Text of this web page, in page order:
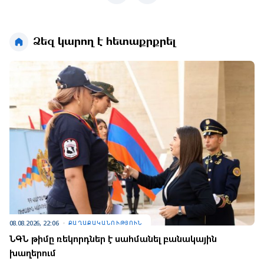
Ձեզ կարող է հետաքրքրել
08.08.2026, 22:06 ՔԱՂԱՔԱԿԱՆՈՒԹՅՈՒՆ
ՆԳՆ թիմը ռեկորդներ է սահմանել բանակային
խաղերում